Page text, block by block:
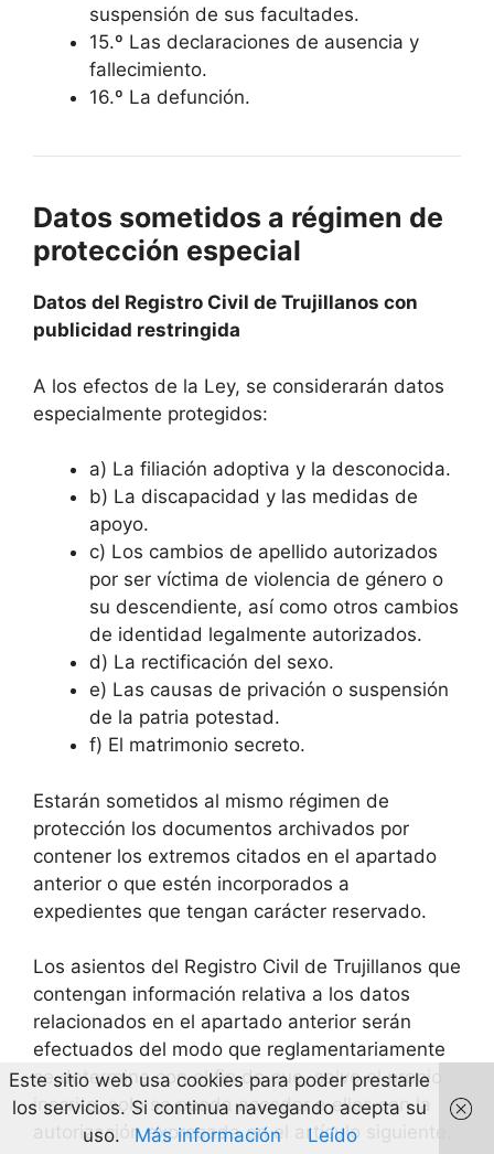
suspensión de sus facultades.
15.º Las declaraciones de ausencia y
fallecimiento.
16.º La defunción.
Datos sometidos a régimen de
protección especial
Datos del Registro Civil de Trujillanos con
publicidad restringida
A los efectos de la Ley, se considerarán datos
especialmente protegidos:
a) La filiación adoptiva y la desconocida.
b) La discapacidad y las medidas de
apoyo.
c) Los cambios de apellido autorizados
por ser víctima de violencia de género o
su descendiente, así como otros cambios
de identidad legalmente autorizados.
d) La rectificación del sexo.
e) Las causas de privación o suspensión
de la patria potestad.
f) El matrimonio secreto.
Estarán sometidos al mismo régimen de
protección los documentos archivados por
contener los extremos citados en el apartado
anterior o que estén incorporados a
expedientes que tengan carácter reservado.
Los asientos del Registro Civil de Trujillanos que
contengan información relativa a los datos
relacionados en el apartado anterior serán
efectuados del modo que reglamentariamente
se determine con el fin de que, salvo el propio
inscrito, solo se pueda acceder a ellos con la
autorización expresada en el artículo siguiente.
Este sitio web usa cookies para poder prestarle
los servicios. Si continua navegando acepta su
uso.
Más información Leído